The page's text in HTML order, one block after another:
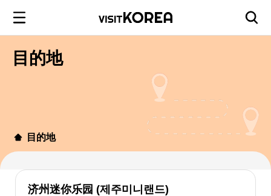
目的地
目的地
济州迷你乐园 (제주미니랜드)